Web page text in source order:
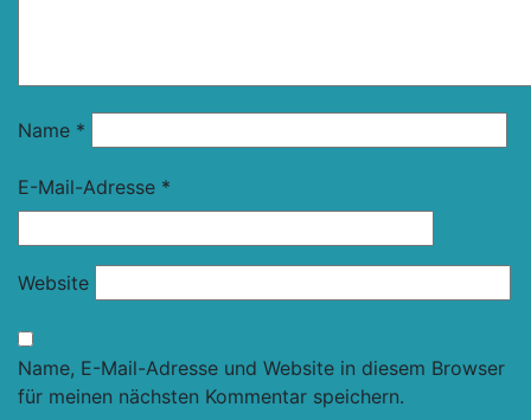
Name *
E-Mail-Adresse *
Website
Name, E-Mail-Adresse und Website in diesem Browser
für meinen nächsten Kommentar speichern.